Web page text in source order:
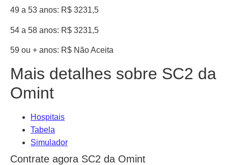
49 a 53 anos: R$ 3231,5
54 a 58 anos: R$ 3231,5
59 ou + anos: R$ Não Aceita
Mais detalhes sobre SC2 da
Omint
Hospitais
Tabela
Simulador
Contrate agora SC2 da Omint